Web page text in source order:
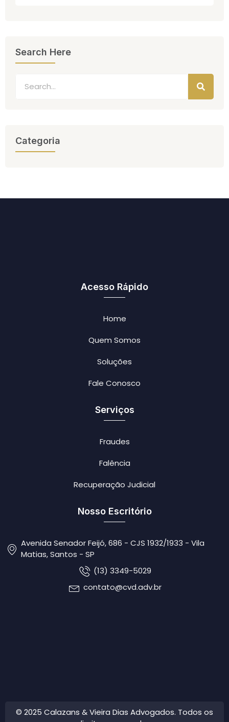
Search Here
Categoria
Acesso Rápido
Home
Quem Somos
Soluções
Fale Conosco
Serviços
Fraudes
Falência
Recuperação Judicial
Nosso Escritório
Avenida Senador Feijó, 686 - CJS 1932/1933 - Vila
Matias, Santos - SP
(13) 3349-5029
contato@cvd.adv.br
© 2025 Calazans & Vieira Dias Advogados. Todos os